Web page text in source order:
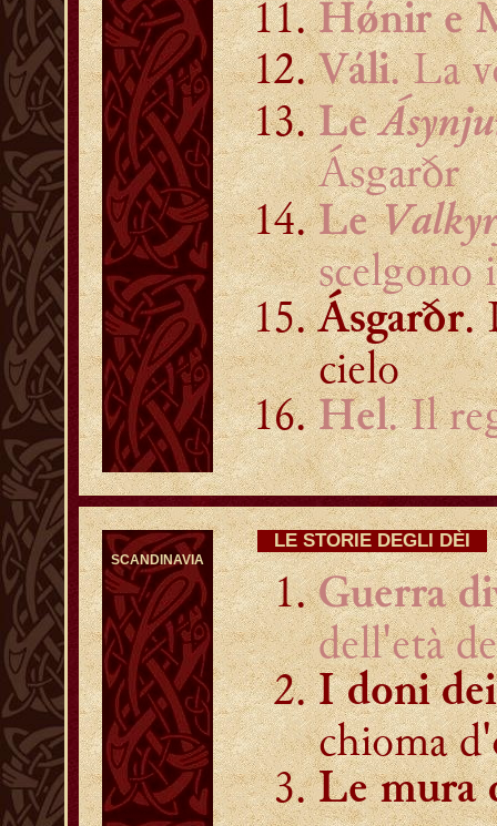
Hǿnir e
Váli. La
Le
Ásgarðr
Le
scelgono
Ásgarðr.
cielo
Hel. Il
SCANDINAVIA
LE STORIE DEGLI DÈI
Guerra
dell'età
I doni
chioma
Le mura